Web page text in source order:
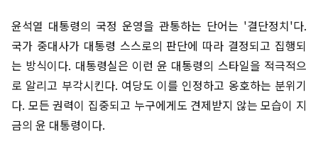
윤석열 대통령의 국정 운영을 관통하는 단어는 '결단정치'다.
국가 중대사가 대통령 스스로의 판단에 따라 결정되고 집행되
는 방식이다. 대통령실은 이런 윤 대통령의 스타일을 적극적으
로 알리고 부각시킨다. 여당도 이를 인정하고 옹호하는 분위기
다. 모든 권력이 집중되고 누구에게도 견제받지 않는 모습이 지
금의 윤 대통령이다.